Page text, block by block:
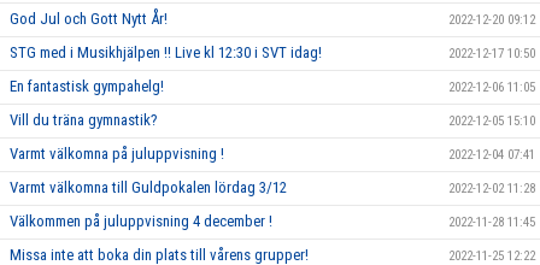
God Jul och Gott Nytt År! 2022-12-20 09:12
STG med i Musikhjälpen !! Live kl 12:30 i SVT idag! 2022-12-17 10:50
En fantastisk gympahelg! 2022-12-06 11:05
Vill du träna gymnastik? 2022-12-05 15:10
Varmt välkomna på juluppvisning ! 2022-12-04 07:41
Varmt välkomna till Guldpokalen lördag 3/12 2022-12-02 11:28
Välkommen på juluppvisning 4 december ! 2022-11-28 11:45
Missa inte att boka din plats till vårens grupper! 2022-11-25 12:22